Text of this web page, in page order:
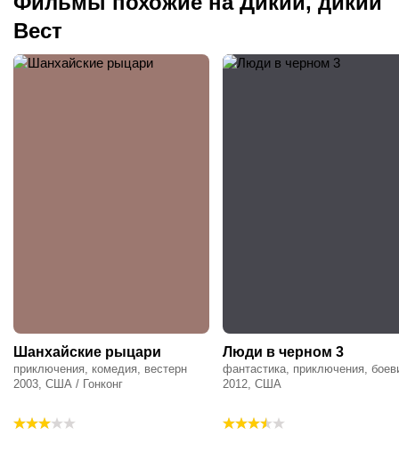
Вест
Шанхайские рыцари
приключения, комедия, вестерн
2003, США / Гонконг
Люди в черном 3
фантастика, приключения,
2012, США